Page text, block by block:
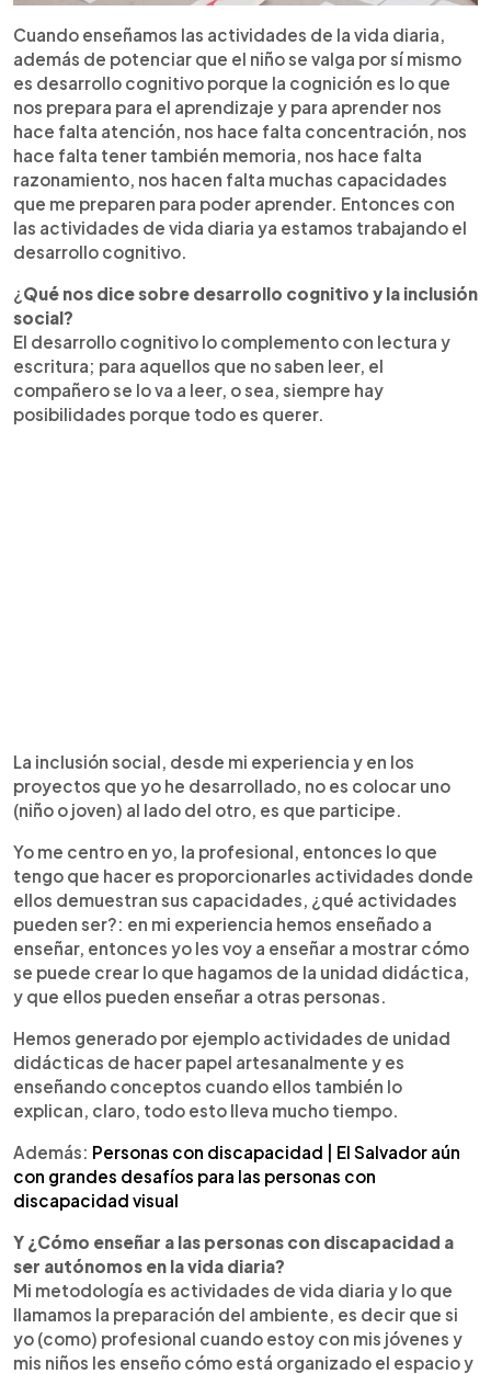
Cuando enseñamos las actividades de la vida diaria,
además de potenciar que el niño se valga por sí mismo
es desarrollo cognitivo porque la cognición es lo que
nos prepara para el aprendizaje y para aprender nos
hace falta atención, nos hace falta concentración, nos
hace falta tener también memoria, nos hace falta
razonamiento, nos hacen falta muchas capacidades
que me preparen para poder aprender. Entonces con
las actividades de vida diaria ya estamos trabajando el
desarrollo cognitivo.
¿ Qué nos dice sobre desarrollo cognitivo y la inclusión
social?
El desarrollo cognitivo lo complemento con lectura y
escritura; para aquellos que no saben leer, el
compañero se lo va a leer, o sea, siempre hay
posibilidades porque todo es querer.
La inclusión social, desde mi experiencia y en los
proyectos que yo he desarrollado, no es colocar uno
(niño o joven) al lado del otro, es que participe.
Yo me centro en yo, la profesional, entonces lo que
tengo que hacer es proporcionarles actividades donde
ellos demuestran sus capacidades, ¿qué actividades
pueden ser?: en mi experiencia hemos enseñado a
enseñar, entonces yo les voy a enseñar a mostrar cómo
se puede crear lo que hagamos de la unidad didáctica,
y que ellos pueden enseñar a otras personas.
Hemos generado por ejemplo actividades de unidad
didácticas de hacer papel artesanalmente y es
enseñando conceptos cuando ellos también lo
explican, claro, todo esto lleva mucho tiempo.
Además: Personas con discapacidad | El Salvador aún
con grandes desafíos para las personas con
discapacidad visual
Y ¿Cómo enseñar a las personas con discapacidad a
ser autónomos en la vida diaria?
Mi metodología es actividades de vida diaria y lo que
llamamos la preparación del ambiente, es decir que si
yo (como) profesional cuando estoy con mis jóvenes y
mis niños les enseño cómo está organizado el espacio y